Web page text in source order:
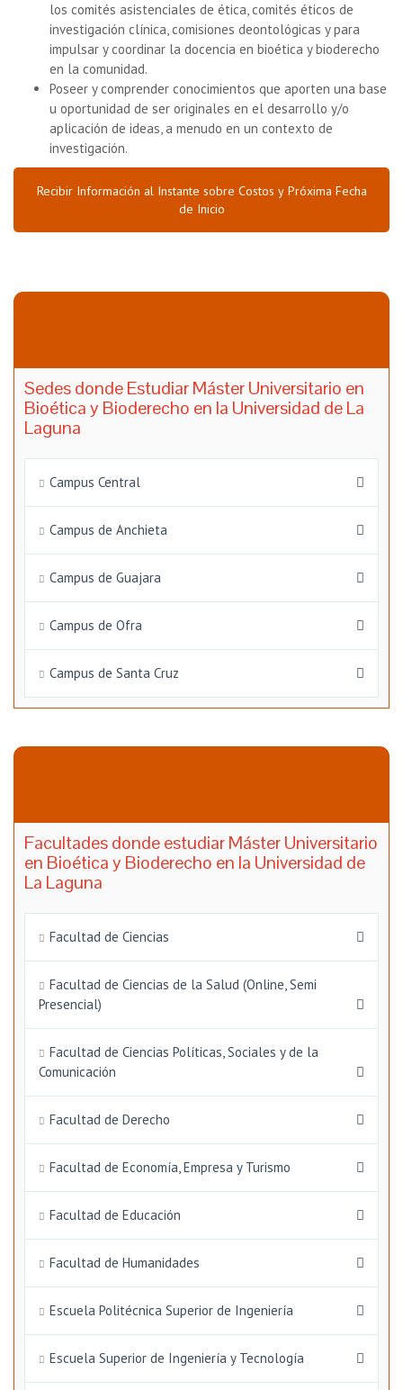
los comités asistenciales de ética, comités éticos de
investigación clínica, comisiones deontológicas y para
impulsar y coordinar la docencia en bioética y bioderecho
en la comunidad.
Poseer y comprender conocimientos que aporten una base
u oportunidad de ser originales en el desarrollo y/o
aplicación de ideas, a menudo en un contexto de
investigación.
Recibir Información al Instante sobre Costos y Próxima Fecha
de Inicio
Sedes donde Estudiar Máster Universitario en
Bioética y Bioderecho en la Universidad de La
Laguna
Campus Central
Campus de Anchieta
Campus de Guajara
Campus de Ofra
Campus de Santa Cruz
Facultades donde estudiar Máster Universitario
en Bioética y Bioderecho en la Universidad de
La Laguna
Facultad de Ciencias
Facultad de Ciencias de la Salud (Online, Semi
Presencial)
Facultad de Ciencias Políticas, Sociales y de la
Comunicación
Facultad de Derecho
Facultad de Economía, Empresa y Turismo
Facultad de Educación
Facultad de Humanidades
Escuela Politécnica Superior de Ingeniería
Escuela Superior de Ingeniería y Tecnología